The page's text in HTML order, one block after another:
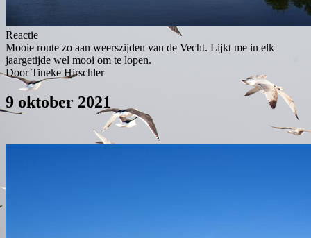
Reactie
Mooie route zo aan weerszijden van de Vecht. Lijkt me in elk
jaargetijde wel mooi om te lopen.
Door Tineke Hirschler
9 oktober 2021